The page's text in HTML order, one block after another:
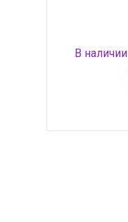
В наличии